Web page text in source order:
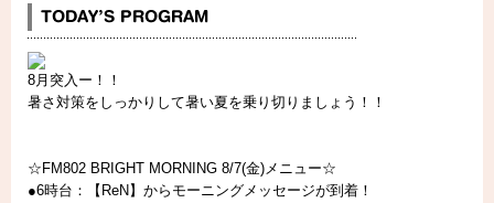
8月突入ー！！
暑さ対策をしっかりして暑い夏を乗り切りましょう！！
☆FM802 BRIGHT MORNING 8/7(金)メニュー☆
●6時台：【ReN】からモーニングメッセージが到着！